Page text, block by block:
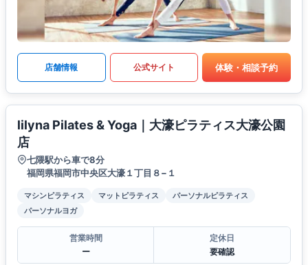
店舗情報 公式サイト 体験・相談予約
lilyna Pilates & Yoga｜大濠ピラティス大濠公園
店
七隈駅から車で8分
福岡県福岡市中央区大濠１丁目８−１
マシンピラティス マットピラティス
パーソナルピラティス
パーソナルヨガ
営業時間
ー
定休日
要確認